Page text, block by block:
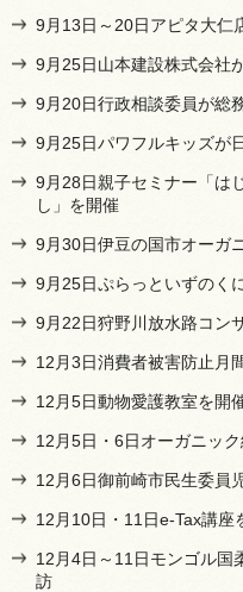
9月13日～20日アピタ大仁
9月25日山本建設株式会社
9月20日行政相談委員が総
9月25日パワフルキッズが
9月28日親子セミナー「は
し」を開催
9月30日伊豆の国市オーガ
9月25日ぷらっといずのく
9月22日狩野川放水路コン
12月3日消費者被害防止
12月5日動物愛護教室を開
12月5日・6日オーガニッ
12月6日御前崎市民生委員
12月10日・11日e-Tax講座
12月4日～11日モンゴル国
訪